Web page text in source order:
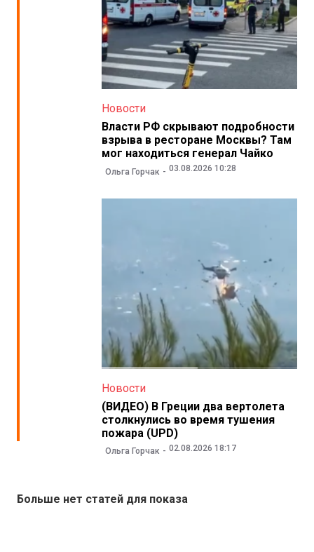
Новости
Власти РФ скрывают подробности
взрыва в ресторане Москвы? Там
мог находиться генерал Чайко
Ольга Горчак 03.08.2026 10:28
Новости
(ВИДЕО) В Греции два вертолета
столкнулись во время тушения
пожара (UPD)
Ольга Горчак 02.08.2026 18:17
Больше нет статей для показа